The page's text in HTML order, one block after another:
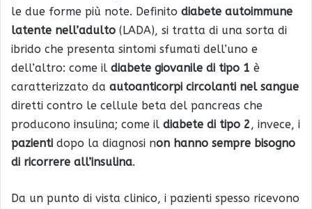
le due forme più note. Definito diabete autoimmune
latente nell’adulto (LADA), si tratta di una sorta di
ibrido che presenta sintomi sfumati dell’uno e
dell’altro: come il diabete giovanile di tipo 1 è
caratterizzato da autoanticorpi circolanti nel sangue
diretti contro le cellule beta del pancreas che
producono insulina; come il diabete di tipo 2, invece, i
pazienti dopo la diagnosi non hanno sempre bisogno
di ricorrere all’insulina.
Da un punto di vista clinico, i pazienti spesso ricevono